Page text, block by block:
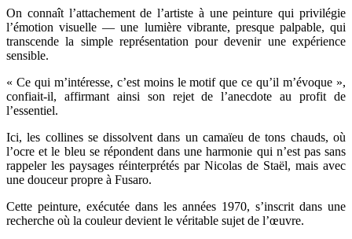
On connaît l’attachement de l’artiste à une peinture qui privilégie
l’émotion visuelle — une lumière vibrante, presque palpable, qui
transcende la simple représentation pour devenir une expérience
sensible.
« Ce qui m’intéresse, c’est moins le motif que ce qu’il m’évoque »,
confiait-il, affirmant ainsi son rejet de l’anecdote au profit de
l’essentiel.
Ici, les collines se dissolvent dans un camaïeu de tons chauds, où
l’ocre et le bleu se répondent dans une harmonie qui n’est pas sans
rappeler les paysages réinterprétés par Nicolas de Staël, mais avec
une douceur propre à Fusaro.
Cette peinture, exécutée dans les années 1970, s’inscrit dans une
recherche où la couleur devient le véritable sujet de l’œuvre.